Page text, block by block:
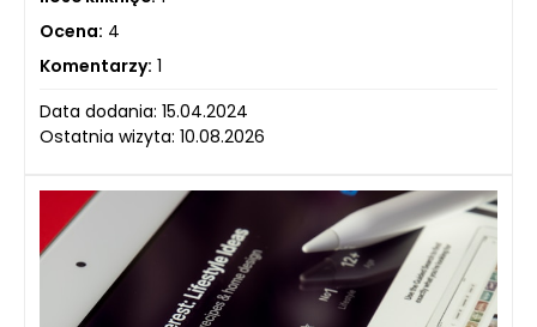
Ocena: 4
Komentarzy: 1
Data dodania: 15.04.2024
Ostatnia wizyta: 10.08.2026